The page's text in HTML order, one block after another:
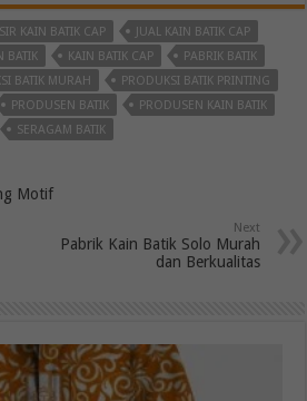
KAIN BATIK CAP
JUAL KAIN BATIK CAP
BATIK KAIN BATIK CAP
PABRIK BATIK
BATIK MURAH
PRODUKSI BATIK PRINTING
PRODUSEN BATIK
PRODUSEN KAIN BATIK
SERAGAM BATIK
Motif
Next
Pabrik Kain Batik Solo Murah
dan Berkualitas